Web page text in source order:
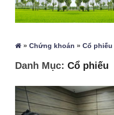
»Chứng khoán »Cổ phiếu
Danh Mục:Cổ phiếu